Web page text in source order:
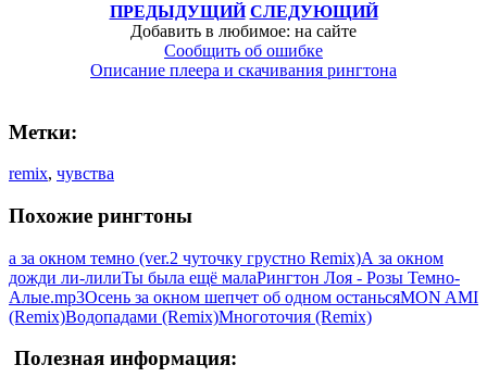
ПРЕДЫДУЩИЙ СЛЕДУЮЩИЙ
Добавить в любимое: на сайте
Сообщить об ошибке
Описание плеера и скачивания рингтона
Метки:
remix, чувства
Похожие рингтоны
а за окном темно (ver.2 чуточку грустно Remix)А за окном
дожди ли-лилиТы была ещё малаРингтон Лоя - Розы Темно-
Алые.mp3Осень за окном шепчет об одном останьсяMON AMI
(Remix)Водопадами (Remix)Многоточия (Remix)
Полезная информация: